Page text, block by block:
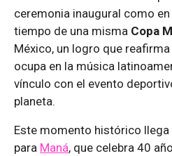
ceremonia inaugural como
tiempo de una misma Copa
México, un logro que
ocupa en la música
vínculo con el evento
planeta.
Este momento histórico llega
para Maná, que celebra 40